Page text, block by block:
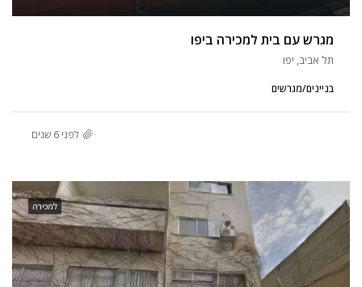
מגרש עם בית למכירה ביפו
תל אביב, יפו
בניינים/מגרשים
לפני 6 שנים
למכירה